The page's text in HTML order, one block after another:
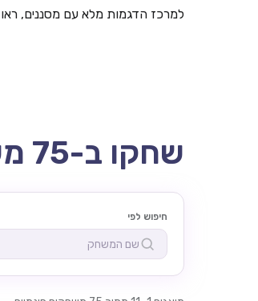
למרכז הדגמות מלא עם מסננים, ראו
שחקו ב-75 משחקי קזינו אונליין חינם כאן
חיפוש לפי